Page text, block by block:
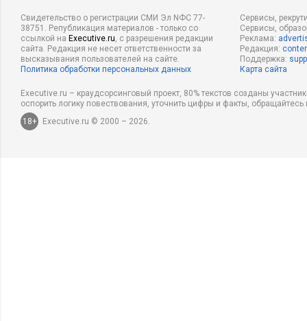
Свидетельство о регистрации СМИ Эл NФС 77-
38751. Републикация материалов - только со
ссылкой на Executive.ru, с разрешения редакции
сайта. Редакция не несет ответственности за
высказывания пользователей на сайте.
Политика обработки персональных данных
Сервисы,
Сервисы,
Реклама:
Редакция:
Поддержка:
Карта сайта
Executive.ru – краудсорсинговый проект, 80% текстов созданы
оспорить логику повествования, уточнить цифры и факты,
18+
Executive.ru © 2000 – 2026.